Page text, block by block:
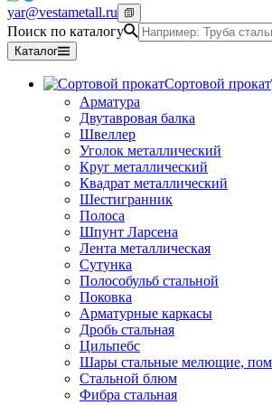
yar@vestametall.ru
Поиск по каталогу
Каталог
Сортовой прокат
Арматура
Двутавровая балка
Швеллер
Уголок металлический
Круг металлический
Квадрат металлический
Шестигранник
Полоса
Шпунт Ларсена
Лента металлическая
Сутунка
Полособульб стальной
Поковка
Арматурные каркасы
Дробь стальная
Цильпебс
Шары стальные мелющие,
Стальной блюм
Фибра стальная